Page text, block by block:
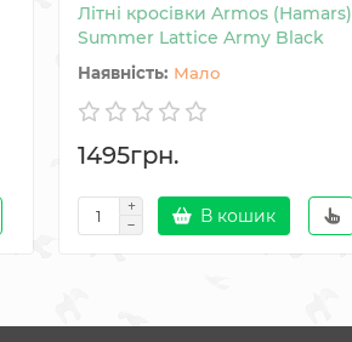
Літні кросівки Armos (Hamars)
Summer Lattice Army Black
Мало
1495грн.
В кошик